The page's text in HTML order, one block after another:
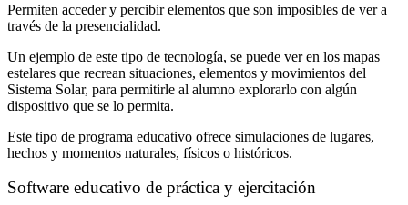
Permiten acceder y percibir elementos que son imposibles de ver a
través de la presencialidad.
Un ejemplo de este tipo de tecnología, se puede ver en los mapas
estelares que recrean situaciones, elementos y movimientos del
Sistema Solar, para permitirle al alumno explorarlo con algún
dispositivo que se lo permita.
Este tipo de programa educativo ofrece simulaciones de lugares,
hechos y momentos naturales, físicos o históricos.
Software educativo de práctica y ejercitación